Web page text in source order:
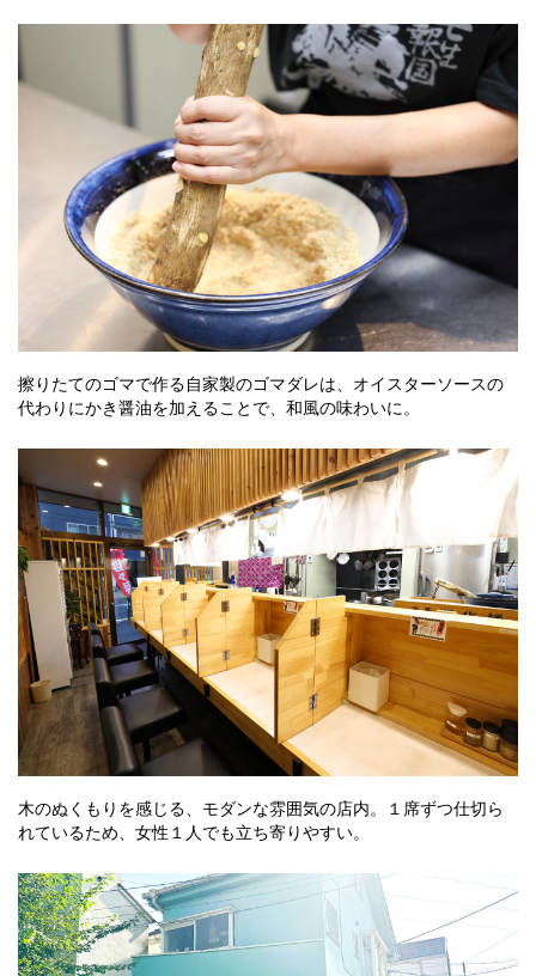
擦りたてのゴマで作る自家製のゴマダレは、オイスターソースの
代わりにかき醤油を加えることで、和風の味わいに。
木のぬくもりを感じる、モダンな雰囲気の店内。１席ずつ仕切ら
れているため、女性１人でも立ち寄りやすい。